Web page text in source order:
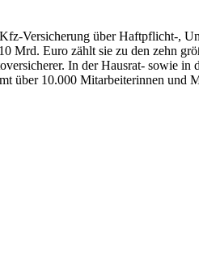
Versicherung über Haftpflicht-,
Mrd. Euro zählt sie zu den zehn
In der Hausrat- sowie in
über 10.000 Mitarbeiterinnen und